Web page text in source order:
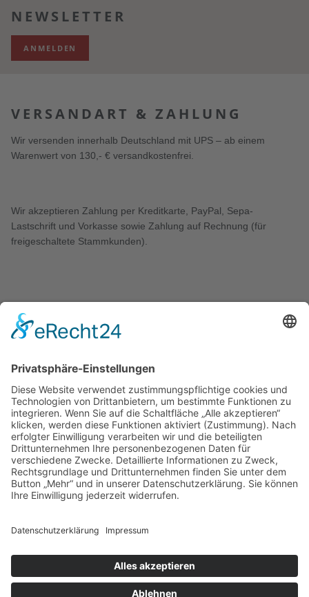
NEWSLETTER
ANMELDEN
VERSANDART & ZAHLUNG
Wir versenden innerhalb Deutschland mit UPS – ab einem
Warenwert von 130,- € versandkostenfrei.
Wir akzeptieren Zahlung per Kreditkarte, PayPal, Sepa-
Lastschrift und Vorkasse sowie Zahlung auf Rechnung (für
freigeschaltete Stammkunden).
KONTAKT
Spezialitäten aus Österreich
Daimlerstr. 21
50859 Köln
Telefon: 02234 802701
Fax: 02234 986145
Abholung und Verkauf
im Lagerausschließlich
nach Termin­vereinbarung.
Bezahlung & Versand Kontakt
Datenschutz
AGB Widerruf
Vertrag widerrufen